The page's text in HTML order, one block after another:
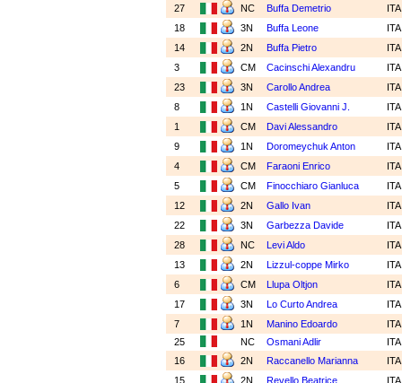
27
NC Buffa Demetrio
18
3N Buffa Leone
14
2N Buffa Pietro
3
CM Cacinschi Alexandru
23
3N Carollo Andrea
8
1N Castelli Giovanni J.
1
CM Davi Alessandro
9
1N Doromeychuk Anton
4
CM Faraoni Enrico
5
CM Finocchiaro Gianluca
12
2N Gallo Ivan
22
3N Garbezza Davide
28
NC Levi Aldo
13
2N Lizzul-coppe Mirko
6
CM Llupa Oltjon
17
3N Lo Curto Andrea
7
1N Manino Edoardo
25
NC Osmani Adlir
16
2N Raccanello Marianna
15
2N Revello Beatrice